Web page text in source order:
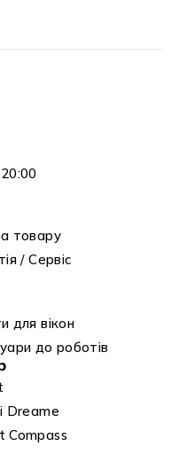
товару
/ Сервіс
для вікон
до роботів
Dreame
Compass